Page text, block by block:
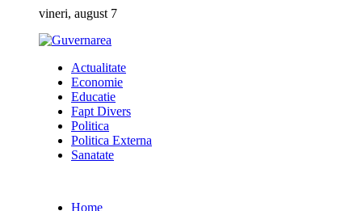
content
vineri, august 7
Actualitate
Economie
Educatie
Fapt Divers
Politica
Politica Externa
Sanatate
Home